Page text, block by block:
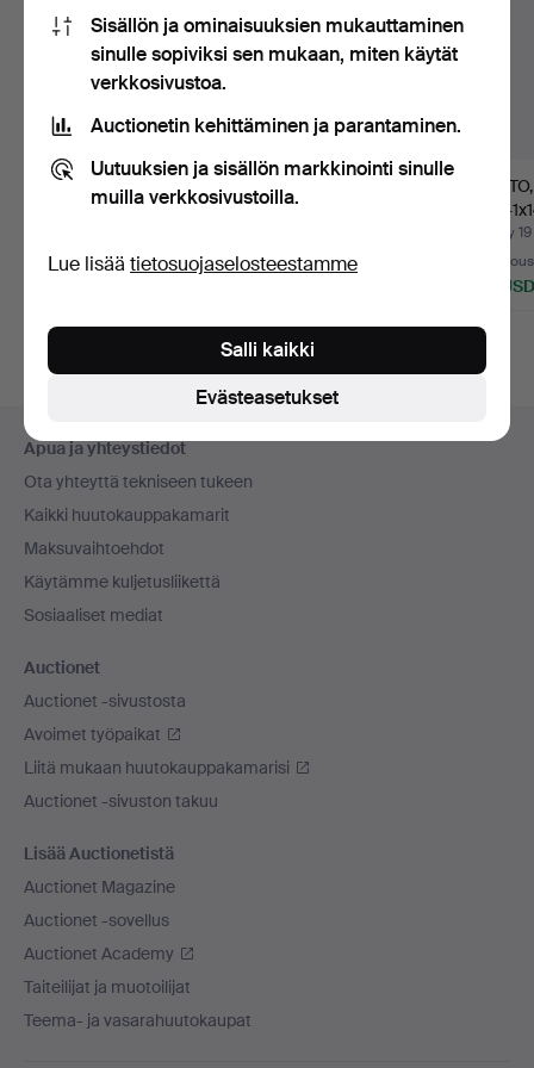
MATTO, röllakan/kelim,
n. 197x139 cm.
5 tarjousta
ULLA PARKDAL. Matto,
röllakan, signeerattu…
27 tarjousta
n.
Myyty
8
80 USD
Alatunnistenavigaatio
Apua ja yhteystiedot
Ota yhteyttä tekniseen tukeen
Kaikki huutokauppakamarit
Maksuvaihtoehdot
Käytämme kuljetusliikettä
Sosiaaliset mediat
Auctionet
Auctionet -sivustosta
Avoimet työpaikat
Liitä mukaan huutokauppakamarisi
Auctionet -sivuston takuu
Lisää Auctionetistä
Auctionet Magazine
Auctionet -sovellus
Auctionet Academy
Taiteilijat ja muotoilijat
Teema- ja vasarahuutokaupat
Sisällön ja ominaisuuksien mukauttaminen
sinulle sopiviksi sen mukaan, miten käytät
verkkosivustoa.
Auctionetin kehittäminen ja parantaminen.
Uutuuksien ja sisällön markkinointi sinulle
muilla verkkosivustoilla.
Lue lisää tietosuojaselosteestamme
Evästeasetukset
Salli kaikki